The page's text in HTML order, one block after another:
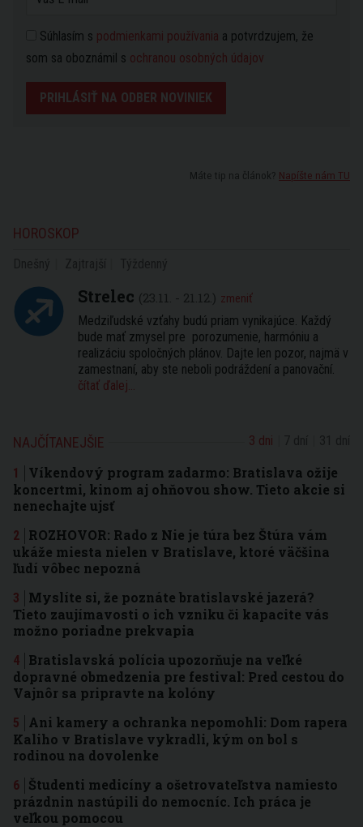
Súhlasím s podmienkami používania a potvrdzujem, že
som sa oboznámil s ochranou osobných údajov
PRIHLÁSIŤ NA ODBER NOVINIEK
Máte tip na článok? Napíšte nám TU
HOROSKOP
Strelec (23.11. - 21.12.) zmeniť
Medziľudské vzťahy budú priam vynikajúce. Každý
bude mať zmysel pre porozumenie, harmóniu a
realizáciu spoločných plánov. Dajte len pozor, najmä v
zamestnaní, aby ste neboli podráždení a panovační.
čítať ďalej...
NAJČÍTANEJŠIE 3 dni
Víkendový program zadarmo: Bratislava ožije
koncertmi, kinom aj ohňovou show. Tieto akcie si
nenechajte ujsť
ROZHOVOR: Rado z Nie je túra bez Štúra vám
ukáže miesta nielen v Bratislave, ktoré väčšina
ľudí vôbec nepozná
Myslíte si, že poznáte bratislavské jazerá?
Tieto zaujímavosti o ich vzniku či kapacite vás
možno poriadne prekvapia
Bratislavská polícia upozorňuje na veľké
dopravné obmedzenia pre festival: Pred cestou do
Vajnôr sa pripravte na kolóny
Ani kamery a ochranka nepomohli: Dom rapera
Kaliho v Bratislave vykradli, kým on bol s
rodinou na dovolenke
Študenti medicíny a ošetrovateľstva namiesto
prázdnin nastúpili do nemocníc. Ich práca je
veľkou pomocou